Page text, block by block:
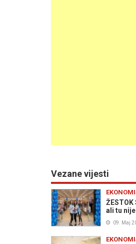
Vezane vijesti
ali tu
09. Maj